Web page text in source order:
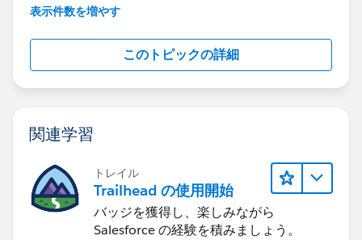
further assistance.
表示件数を増やす
このトピックの詳細
関連学習
トレイル
Trailhead の使用開始
バッジを獲得し、楽しみながら
Salesforce の経験を積みましょう。